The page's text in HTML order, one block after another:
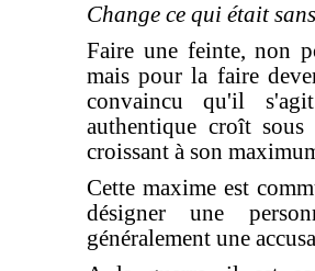
Change ce qui était
Faire une feinte, non
mais pour la faire
convaincu qu'il
authentique croît
croissant à son
Cette maxime est
désigner une
généralement une